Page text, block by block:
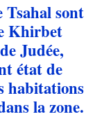
sont
Khirbet
Judée,
état de
habitations
la zone.